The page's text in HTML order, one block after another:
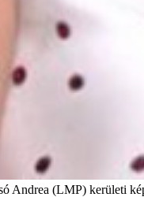
Andrea (LMP) kerületi